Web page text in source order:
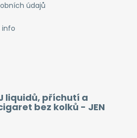
údajů
info
liquidů, příchutí a
bez kolků - JEN